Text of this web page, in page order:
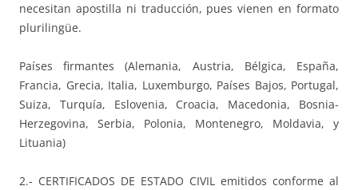
necesitan apostilla ni traducción, pues vienen en formato
plurilingüe.
Países firmantes (Alemania, Austria, Bélgica, España,
Francia, Grecia, Italia, Luxemburgo, Países Bajos, Portugal,
Suiza, Turquía, Eslovenia, Croacia, Macedonia, Bosnia-
Herzegovina, Serbia, Polonia, Montenegro, Moldavia, y
Lituania)
2.- CERTIFICADOS DE ESTADO CIVIL emitidos conforme al